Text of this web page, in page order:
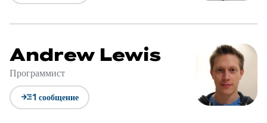
Andrew Lewis
Программист
read_more1 сообщение